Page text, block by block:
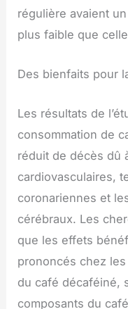
régulière avaient
plus faible que
Des bienfaits pour
Les résultats de
consommation de
réduit de décès dû
cardiovasculaires,
coronariennes et
cérébraux. Les
que les effets
prononcés chez
du café décaféiné,
composants du